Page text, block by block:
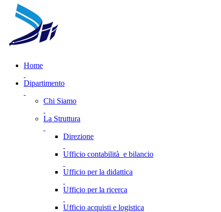
Home
Dipartimento
Chi Siamo
La Struttura
Direzione
Ufficio contabilità e bilancio
Ufficio per la didattica
Ufficio per la ricerca
Ufficio acquisti e logistica